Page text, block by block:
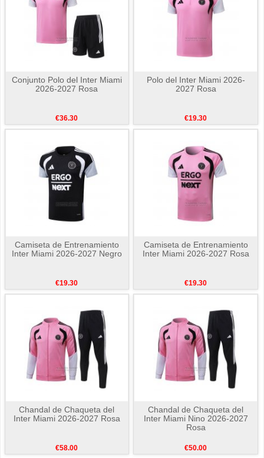
Conjunto Polo del Inter Miami
2026-2027 Rosa
€36.30
Polo del Inter Miami 2026-
2027 Rosa
€19.30
Camiseta de Entrenamiento
Inter Miami 2026-2027 Negro
€19.30
Camiseta de Entrenamiento
Inter Miami 2026-2027 Rosa
€19.30
Chandal de Chaqueta del
Inter Miami 2026-2027 Rosa
€58.00
Chandal de Chaqueta del
Inter Miami Nino 2026-2027
Rosa
€50.00